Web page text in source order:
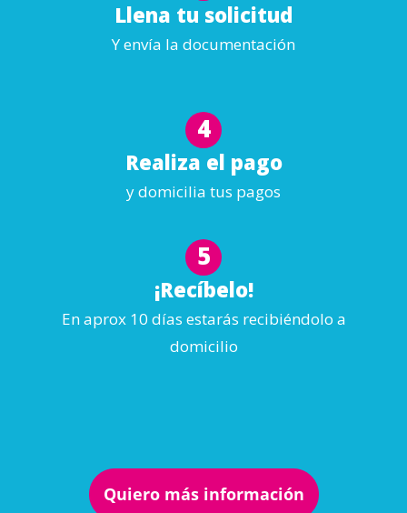
Llena tu solicitud
Y envía la documentación
4
Realiza el pago
y domicilia tus pagos
5
¡Recíbelo!
En aprox 10 días estarás recibiéndolo a
domicilio
Quiero más información